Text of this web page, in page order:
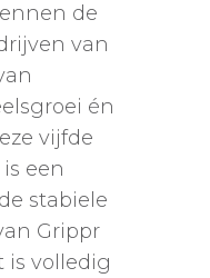
de
van
én
vijfde
een
stabiele
Grippr
is volledig